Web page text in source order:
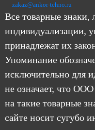
zakaz@ankor-tehno.ru
Все товарные знаки,
индивидуализации,
принадлежат их
Упоминание
исключительно для
не означает, что
на такие товарные
сайте носит сугубо